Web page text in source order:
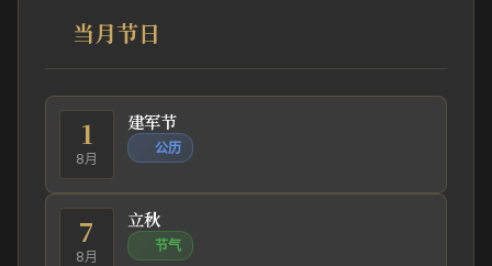
当月节日
1
8月
建军节
公历
7
8月
立秋
节气